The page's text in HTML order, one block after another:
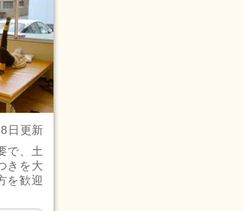
日更新
で、土
きを大
を歓迎